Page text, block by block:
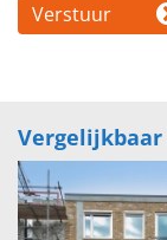
Verstuur
Vergelijkbaar